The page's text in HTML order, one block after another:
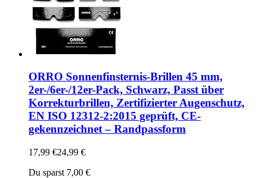
ORRO Sonnenfinsternis-Brillen 45 mm,
2er-/6er-/12er-Pack, Schwarz, Passt über
Korrekturbrillen, Zertifizierter Augenschutz,
EN ISO 12312-2:2015 geprüft, CE-
gekennzeichnet – Randpassform
17,99 €24,99 €
Du sparst 7,00 €